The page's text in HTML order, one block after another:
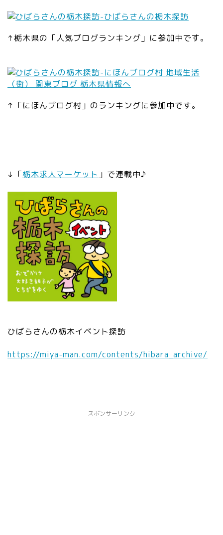
↑栃木県の「人気ブログランキング」に参加中です。
↑「にほんブログ村」のランキングに参加中です。
↓「栃木求人マーケット 」で連載中♪
ひばらさんの栃木イベント探訪
https://miya-man.com/contents/hibara_archive/
スポンサーリンク